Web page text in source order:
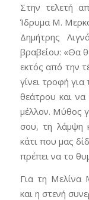
Στην τελετή
Ίδρυμα Μ.
Δημήτρης
βραβείου: «Θα
εκτός από την
γίνει τροφή για
θεάτρου και να
μέλλον. Μύθος
σου, τη λάμψη
κάτι που μας
πρέπει να το
Για τη Μελίνα
και η στενή